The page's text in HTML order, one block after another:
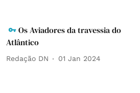
Os Aviadores da travessia do
Atlântico
Redação DN 01 Jan 2024